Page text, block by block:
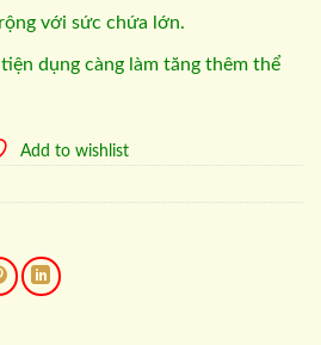
với sức chứa lớn.
dụng càng làm tăng thêm thể
Add to wishlist